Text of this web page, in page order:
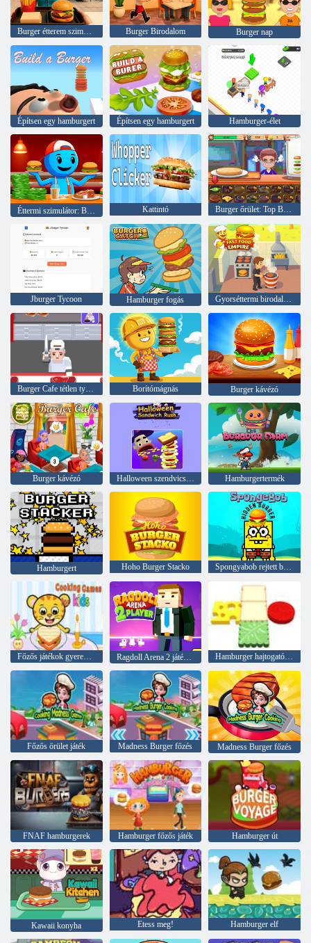
Burger étterem szimulátor 3D Burger Birodalom Burger nap
Építsen egy hamburgert Építsen egy hamburgert Hamburger-élet
Kattintó Burger őrület: Top Burger Shop
Jburger Tycoon Hamburger fogás Gyorséttermi birodalom
Burger Cafe tétlen tycoon Borítómágnás Burger kávézó
Burger kávézó Halloween szendvics rohanás Hamburgertermék
Hamburgert Hoho Burger Stacko Spongyabob rejtett burger
Főzős játékok gyerekeknek Ragdoll Arena 2 játékos Hamburger hajtogató puzzle
Főzős őrület játék Madness Burger főzés Madness Burger főzés
FNAF hamburgerek Hamburger főzős játék Hamburger út
Kawaii konyha Etess meg! Hamburger elf